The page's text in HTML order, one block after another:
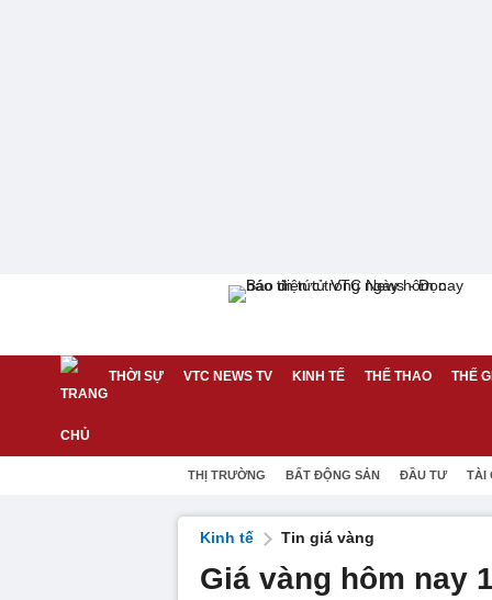
THỜI SỰ VTC NEWS TV KINH TẾ THỂ THAO THẾ
THỊ TRƯỜNG BẤT ĐỘNG SẢN ĐẦU TƯ TÀI
Kinh tế Tin giá vàng
Giá vàng hôm nay